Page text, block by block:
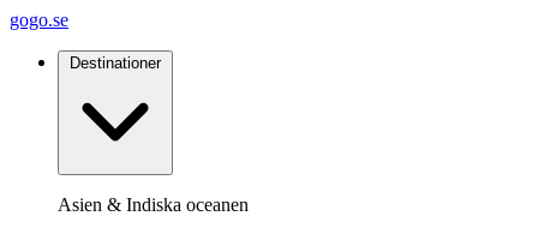
gogo.se
Destinationer
Asien & Indiska oceanen